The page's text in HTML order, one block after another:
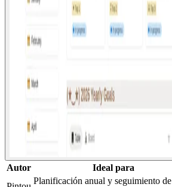
Autor Ideal para
Planificación anual y seguimiento de